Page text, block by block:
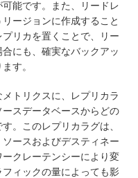
能です。また、リードレ
ージョンに作成すること
リカを置くことで、リー
にも、確実なバックアッ
す。
トリクスに、レプリカラ
スデータベースからどの
。このレプリカラグは、
ースおよびデスティネー
クレーテンシーにより変
ィックの量によっても影